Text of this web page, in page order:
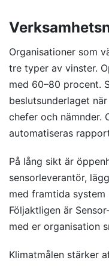
Organisationer som
tre typer av vinster.
med 60–80 procent.
beslutsunderlaget
chefer och nämnder.
automatiseras
På lång sikt är
sensorleverantör,
med framtida
Följaktligen är
med er organisation
Klimatmålen stärker